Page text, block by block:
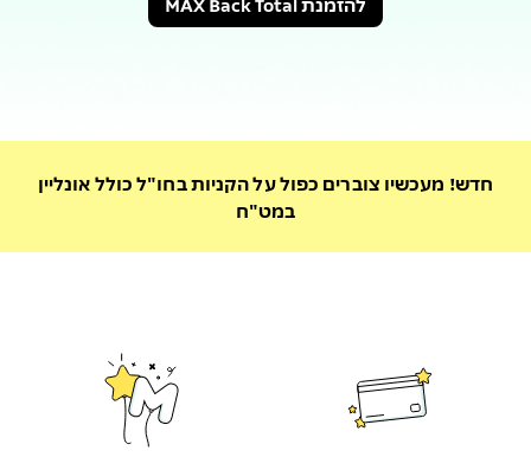
חדש! מעכשיו צוברים כפול על הקניות בחו"ל כולל אונליין
במט"ח